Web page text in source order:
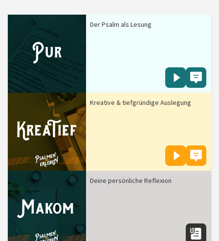
Der Psalm als Lesung
Kreative & tiefgründige Auslegung
Deine persönliche Reflexion